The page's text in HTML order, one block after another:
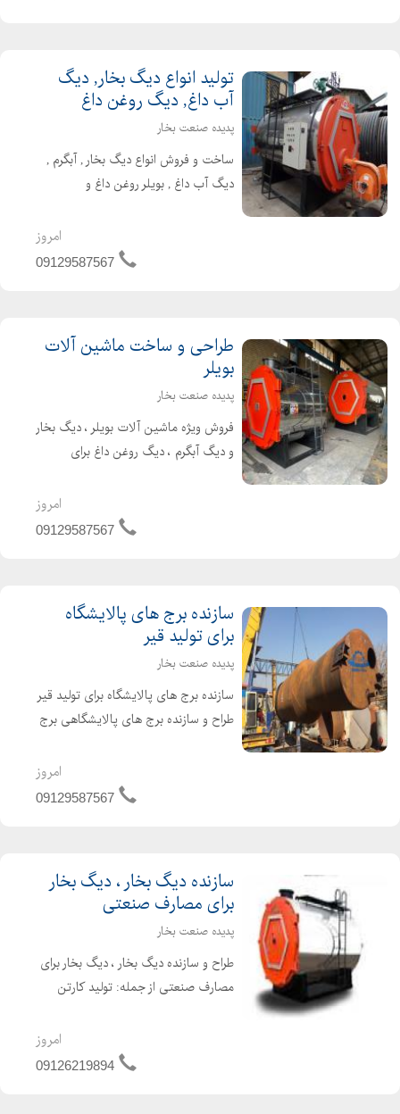
تولید انواع دیگ بخار, دیگ
آب داغ, دیگ روغن داغ
پدیده صنعت بخار
ساخت و فروش انواع دیگ بخار , آبگرم ,
دیگ آب داغ , بویلر روغن داغ و
دیگ روغن داغ برای پالایشگاه های تولید
قیر ،صنایع غذایی و لبنی ، صنایع کارتن
امروز
09129587567
طراحی و ساخت ماشین آلات
بویلر
پدیده صنعت بخار
فروش ویژه ماشین آلات بویلر ، دیگ بخار
و دیگ آبگرم ، دیگ روغن داغ برای
صنایع نساجی قیمت مناسب کیفیت
امروز
09129587567
سازنده برج های پالایشگاه
برای تولید قیر
پدیده صنعت بخار
سازنده برج های پالایشگاه برای تولید قیر
طراح و سازنده برج های پالایشگاهی برج
پالایشگاه برای تولید قیر برج هوادهی برج
تقطیر پالایشگاه برای جداسازی
امروز
09129587567
سازنده دیگ بخار ، دیگ بخار
برای مصارف صنعتی
پدیده صنعت بخار
طراح و سازنده دیگ بخار ، دیگ بخار برای
مصارف صنعتی از جمله: تولید کارتن
صنعتی فروش همراه با گارانتی پرداخت
امروز
09126219894